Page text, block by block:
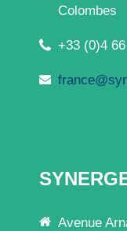
Colombes
+33 (0)4
Avenue